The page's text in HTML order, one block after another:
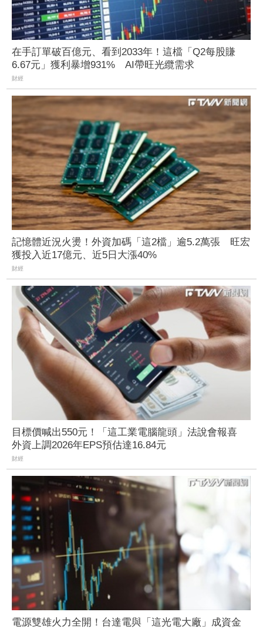
在手訂單破百億元、看到2033年！這檔「Q2每股賺
6.67元」獲利暴增931% AI帶旺光纜需求
財經
記憶體近況火燙！外資加碼「這2檔」逾5.2萬張 旺宏
獲投入近17億元、近5日大漲40%
財經
目標價喊出550元！「這工業電腦龍頭」法說會報喜
外資上調2026年EPS預估達16.84元
財經
電源雙雄火力全開！台達電與「這光電大廠」成資金